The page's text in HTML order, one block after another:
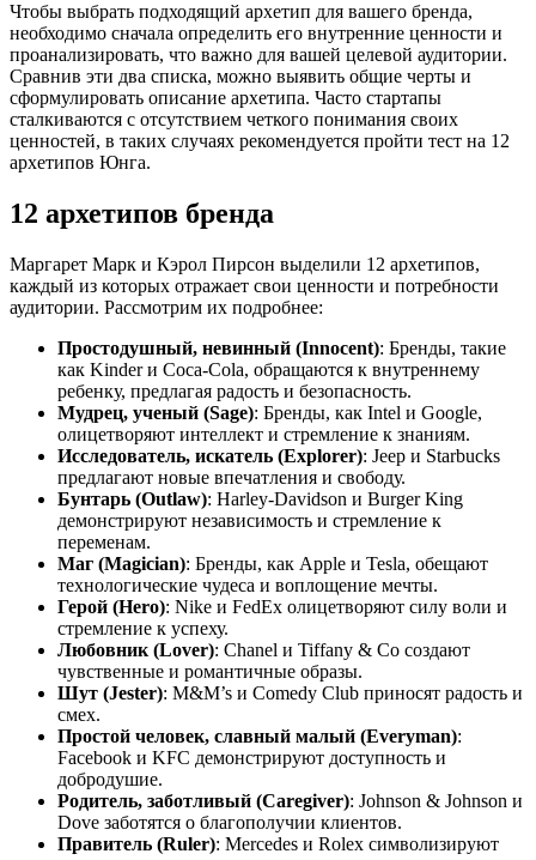
Чтобы выбрать подходящий архетип для вашего бренда,
необходимо сначала определить его внутренние ценности и
проанализировать, что важно для вашей целевой аудитории.
Сравнив эти два списка, можно выявить общие черты и
сформулировать описание архетипа. Часто стартапы
сталкиваются с отсутствием четкого понимания своих
ценностей, в таких случаях рекомендуется пройти тест на 12
архетипов Юнга.
12 архетипов бренда
Маргарет Марк и Кэрол Пирсон выделили 12 архетипов,
каждый из которых отражает свои ценности и потребности
аудитории. Рассмотрим их подробнее:
Простодушный, невинный (Innocent): Бренды, такие
как Kinder и Coca-Cola, обращаются к внутреннему
ребенку, предлагая радость и безопасность.
Мудрец, ученый (Sage): Бренды, как Intel и Google,
олицетворяют интеллект и стремление к знаниям.
Исследователь, искатель (Explorer): Jeep и Starbucks
предлагают новые впечатления и свободу.
Бунтарь (Outlaw): Harley-Davidson и Burger King
демонстрируют независимость и стремление к
переменам.
Маг (Magician): Бренды, как Apple и Tesla, обещают
технологические чудеса и воплощение мечты.
Герой (Hero): Nike и FedEx олицетворяют силу воли и
стремление к успеху.
Любовник (Lover): Chanel и Tiffany & Co создают
чувственные и романтичные образы.
Шут (Jester): M&M’s и Comedy Club приносят радость и
смех.
Простой человек, славный малый (Everyman):
Facebook и KFC демонстрируют доступность и
добродушие.
Родитель, заботливый (Caregiver): Johnson & Johnson и
Dove заботятся о благополучии клиентов.
Правитель (Ruler): Mercedes и Rolex символизируют